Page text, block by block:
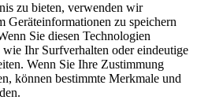
zu bieten, verwenden wir
Geräteinformationen zu speichern
Sie diesen Technologien
Ihr Surfverhalten oder eindeutige
Wenn Sie Ihre Zustimmung
können bestimmte Merkmale und